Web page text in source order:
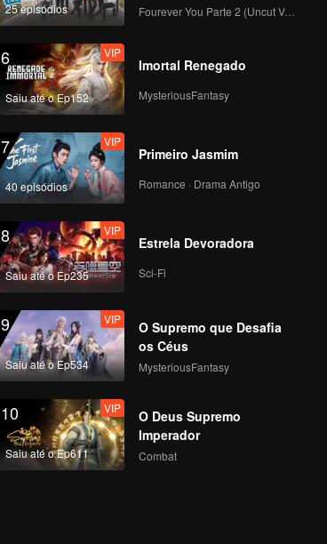
25 episódios Fourever You Parte 2 (Uncut Ver.)
6
Saiu até o Ep152
VIP
Imortal Renegado
MysteriousFantasy
7
40 episódios
VIP
Primeiro Jasmim
Romance · Drama Antigo
8
Saiu até o Ep235
VIP
Estrela Devoradora
Sci-Fi
9
Saiu até o Ep534
VIP
O Supremo que Desafia
os Céus
MysteriousFantasy
10
Saiu até o Ep611
VIP
O Deus Supremo
Imperador
Combat